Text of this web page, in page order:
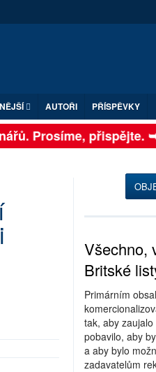
AUTOŘI PŘÍSPĚVKY
Prosíme, přispějte. ➥
Všechno,
Britské
Primárním
tak, aby
pobavilo, aby
a aby bylo
zadavatelům